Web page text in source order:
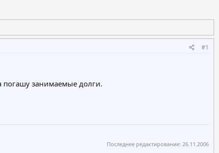
#1
погашу занимаемые долги.
Последнее редактирование: 26.11.2006